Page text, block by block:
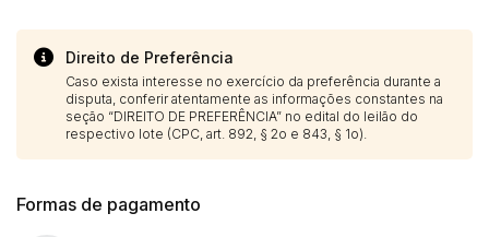
Direito de Preferência
Caso exista interesse no exercício da preferência durante a
disputa, conferir atentamente as informações constantes na
seção “DIREITO DE PREFERÊNCIA” no edital do leilão do
respectivo lote (CPC, art. 892, § 2o e 843, § 1o).
Formas de pagamento